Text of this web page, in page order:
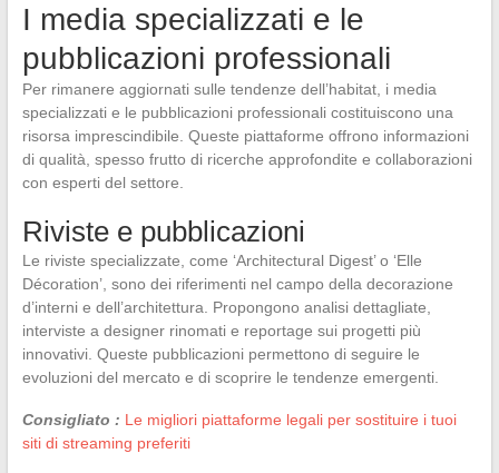
I media specializzati e le
pubblicazioni professionali
Per rimanere aggiornati sulle tendenze dell’habitat, i media
specializzati e le pubblicazioni professionali costituiscono una
risorsa imprescindibile. Queste piattaforme offrono informazioni
di qualità, spesso frutto di ricerche approfondite e collaborazioni
con esperti del settore.
Riviste e pubblicazioni
Le riviste specializzate, come ‘Architectural Digest’ o ‘Elle
Décoration’, sono dei riferimenti nel campo della decorazione
d’interni e dell’architettura. Propongono analisi dettagliate,
interviste a designer rinomati e reportage sui progetti più
innovativi. Queste pubblicazioni permettono di seguire le
evoluzioni del mercato e di scoprire le tendenze emergenti.
Consigliato : Le migliori piattaforme legali per sostituire i tuoi
siti di streaming preferiti